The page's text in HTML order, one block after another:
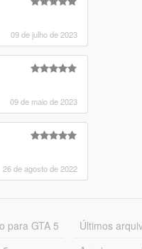
09 de julho de 2023
09 de maio de 2023
26 de agosto de 2022
para GTA 5
Últimos